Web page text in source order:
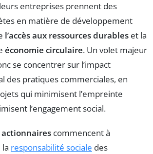
entreprises prennent des
en matière de développement
l’accès aux ressources durables et la
économie circulaire. Un volet majeur
se concentrer sur l’impact
des pratiques commerciales, en
qui minimisent l’empreinte
l’engagement social.
actionnaires commencent à
responsabilité sociale des